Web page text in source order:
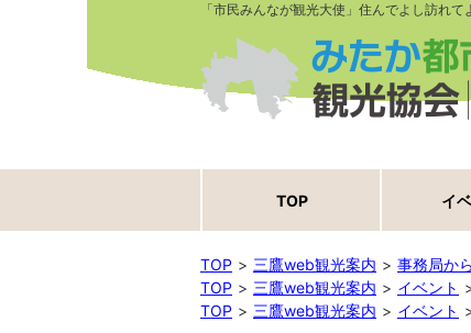
「市民みんなが観光大使」住んでよし訪れて
TOP イ
TOP 三鷹web観光案内 事務局か
TOP
三鷹web観光案内 イベント
TOP
三鷹web観光案内 イベント